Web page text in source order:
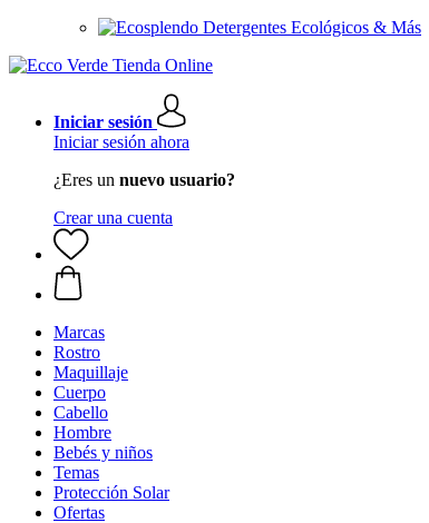
Detergentes Ecológicos & Más
Iniciar sesión
Iniciar sesión ahora
¿Eres un nuevo usuario?
Crear una cuenta
Marcas
Rostro
Maquillaje
Cuerpo
Cabello
Hombre
Bebés y niños
Temas
Protección Solar
Ofertas